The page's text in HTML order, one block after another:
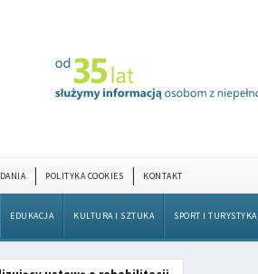
POLITYKA COOKIES KONTAKT
EDUKACJA KULTURA I SZTUKA SPORT I TURYSTYKA